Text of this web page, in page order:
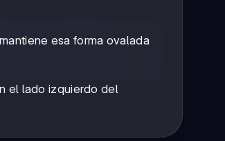
esa forma ovalada
el lado izquierdo del